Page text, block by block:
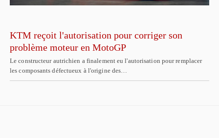
KTM reçoit l'autorisation pour corriger son
problème moteur en MotoGP
Le constructeur autrichien a finalement eu l'autorisation pour remplacer
les composants défectueux à l'origine des…